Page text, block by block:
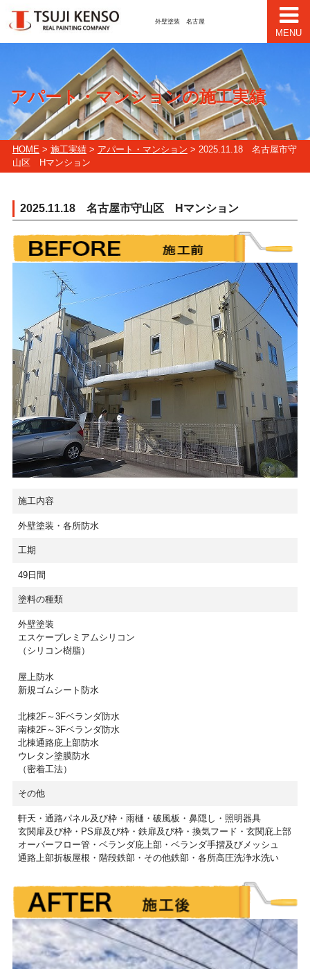
外壁塗装 名古屋
MENU
アパート・マンションの施工実績
HOME> 施工実績> アパート・マンション > 2025.11.18 名古屋市守
山区 Hマンション
2025.11.18 名古屋市守山区 Hマンション
施工内容
外壁塗装・各所防水
工期
49日間
塗料の種類
外壁塗装
エスケープレミアムシリコン
（シリコン樹脂）
屋上防水
新規ゴムシート防水
北棟2F～3Fベランダ防水
南棟2F～3Fベランダ防水
北棟通路庇上部防水
ウレタン塗膜防水
（密着工法）
その他
軒天・通路パネル及び枠・雨樋・破風板・鼻隠し・照明器具
玄関扉及び枠・PS扉及び枠・鉄扉及び枠・換気フード・玄関庇上部
オーバーフロー管・ベランダ庇上部・ベランダ手摺及びメッシュ
通路上部折板屋根・階段鉄部・その他鉄部・各所高圧洗浄水洗い